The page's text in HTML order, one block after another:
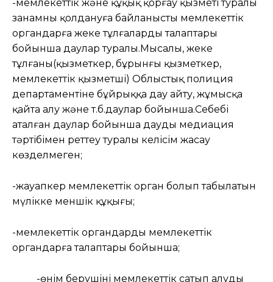
-мемлекеттік және құқық қорғау қызметі туралы
заңнамны қолдануға байланысты мемлекеттік
органдарға жеке тұлғалардың талаптары
бойынша даулар туралы.Мысалы, жеке
тұлғаның(қызметкер, бұрынғы қызметкер,
мемлекеттік қызметші) Облыстық полиция
департаментіне бұйрыққа дау айту, жұмысқа
қайта алу және т.б.даулар бойынша.Себебі
аталған даулар бойынша дауды медиация
тәртібімен реттеу туралы келісім жасау
көзделмеген;
-жауапкер мемлекеттік орган болып табылатын
мүлікке меншік құқығы;
-мемлекеттік органдардың мемлекеттік
органдарға талаптары бойынша;
-өнім берушіні мемлекеттік сатып алудың